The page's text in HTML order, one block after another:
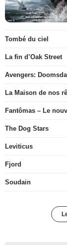
Tombé du ciel
La fin d’Oak Street
Avengers:
La Maison de nos
Fantômas – Le
The Dog Stars
Leviticus
Fjord
Soudain